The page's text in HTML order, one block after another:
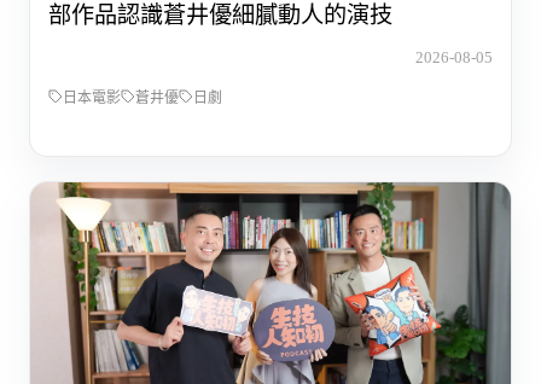
部作品認識蒼井優細膩動人的演技
2026-08-05
日本電影 蒼井優 日劇